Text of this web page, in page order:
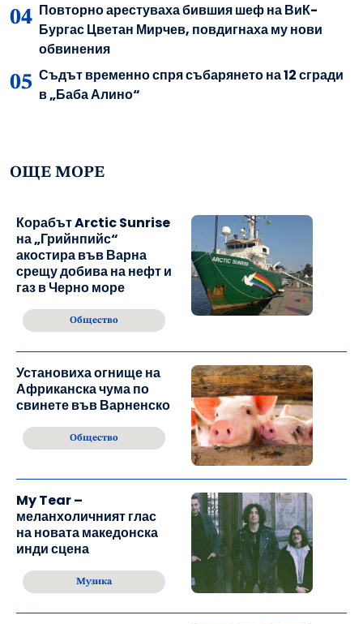
Повторно арестуваха бившия шеф на ВиК-
Бургас Цветан Мирчев, повдигнаха му нови
обвинения
Съдът временно спря събарянето на 12 сгради
в „Баба Алино“
ОЩЕ МОРЕ
Корабът Arctic Sunrise
на „Грийнпийс“
акостира във Варна
срещу добива на нефт и
газ в Черно море
Общество
Установиха огнище на
Африканска чума по
свинете във Варненско
Общество
My Tear –
меланхоличният глас
на новата македонска
инди сцена
Музика